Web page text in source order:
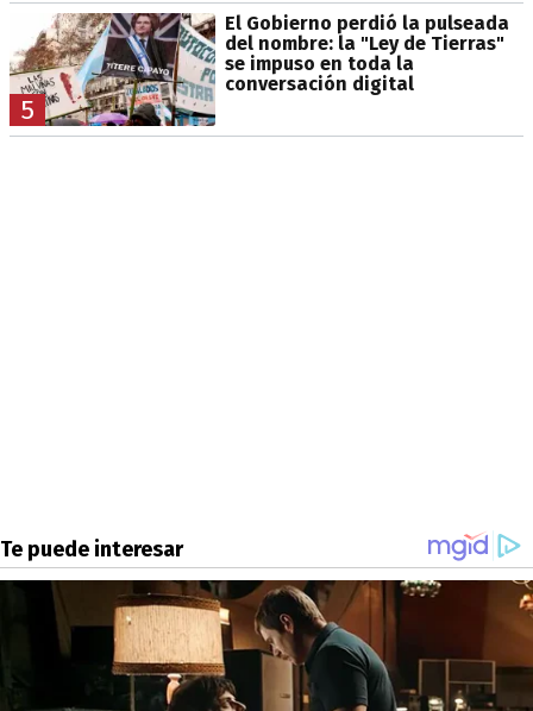
5
El Gobierno perdió la pulseada
del nombre: la "Ley de Tierras"
se impuso en toda la
conversación digital